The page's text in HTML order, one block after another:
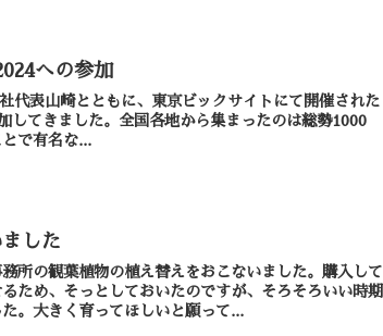
への参加
表山崎とともに、東京ビックサイトにて開催された
てきました。全国各地から集まったのは総勢1000
で有名な...
した
所の観葉植物の植え替えをおこないました。購入して
ため、そっとしておいたのですが、そろそろいい時期
。大きく育ってほしいと願って...